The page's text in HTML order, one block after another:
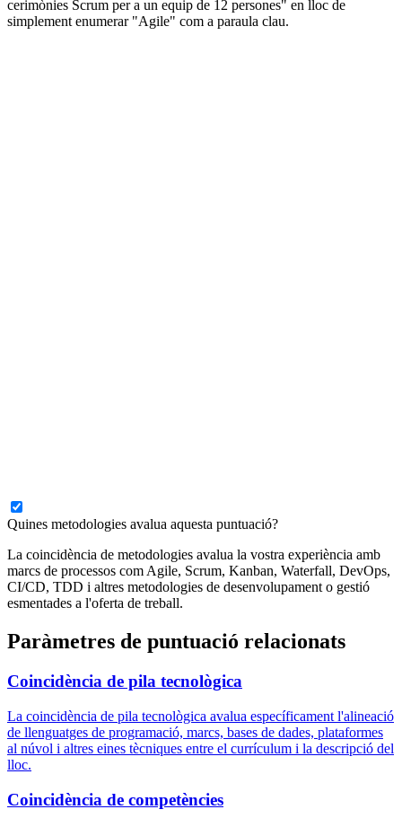
cerimònies Scrum per a un equip de 12 persones" en lloc de
simplement enumerar "Agile" com a paraula clau.
Quines metodologies avalua aquesta puntuació?
La coincidència de metodologies avalua la vostra experiència amb
marcs de processos com Agile, Scrum, Kanban, Waterfall, DevOps,
CI/CD, TDD i altres metodologies de desenvolupament o gestió
esmentades a l'oferta de treball.
Paràmetres de puntuació relacionats
Coincidència de pila tecnològica
La coincidència de pila tecnològica avalua específicament l'alineació
de llenguatges de programació, marcs, bases de dades, plataformes
al núvol i altres eines tècniques entre el currículum i la descripció del
lloc.
Coincidència de competències